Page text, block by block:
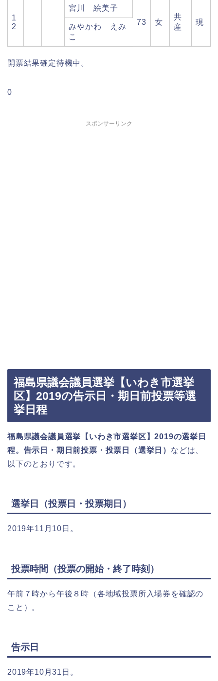
1
2
宮川 絵美子
73
女
共
産
現
みやかわ えみ
こ
開票結果確定待機中。
0
スポンサーリンク
福島県議会議員選挙【いわき市選挙
区】2019の告示日・期日前投票等選
挙日程
福島県議会議員選挙【いわき市選挙区】2019の選挙日
程。告示日・期日前投票・投票日（選挙日） などは、
以下のとおりです。
選挙日（投票日・投票期日）
2019年11月10日。
投票時間（投票の開始・終了時刻）
午前７時から午後８時（各地域投票所入場券を確認の
こと）。
告示日
2019年10月31日。